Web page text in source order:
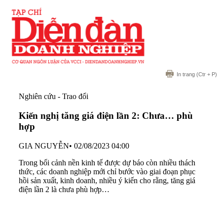
In trang (Ctr + P)
Nghiên cứu - Trao đổi
Kiến nghị tăng giá điện lần 2: Chưa… phù
hợp
GIA NGUYỄN• 02/08/2023 04:00
Trong bối cảnh nền kinh tế được dự báo còn nhiều thách
thức, các doanh nghiệp mới chỉ bước vào giai đoạn phục
hồi sản xuất, kinh doanh, nhiều ý kiến cho rằng, tăng giá
điện lần 2 là chưa phù hợp…